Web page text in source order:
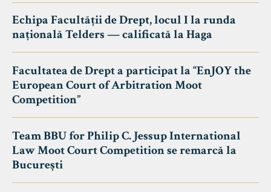
Echipa Facultății de Drept, locul I la runda
națională Telders — calificată la Haga
Facultatea de Drept a participat la “EnJOY the
European Court of Arbitration Moot
Competition”
Team BBU for Philip C. Jessup International
Law Moot Court Competition se remarcă la
București